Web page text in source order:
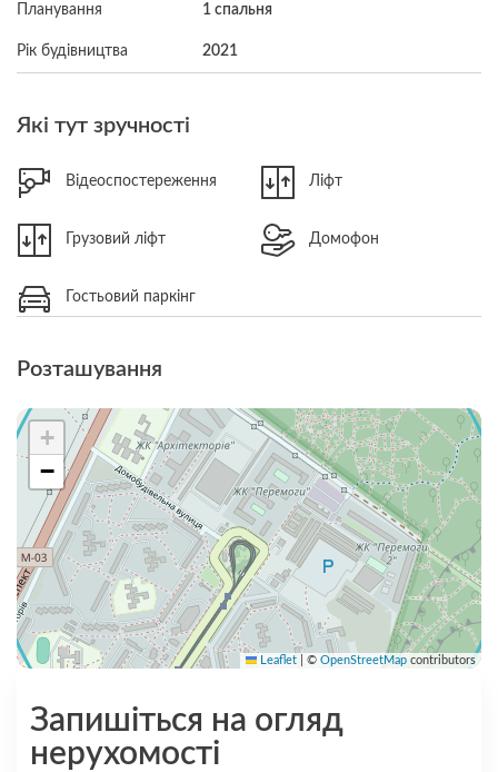
Планування 1 спальня
Рік будівництва 2021
Які тут зручності
Відеоспостереження Ліфт
Грузовий ліфт Домофон
Гостьовий паркінг
Розташування
+
−
Leaflet © OpenStreetMap contributors
Запишіться на огляд
нерухомості